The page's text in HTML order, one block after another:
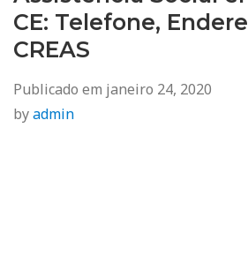
CE: Telefone,
CREAS
Publicado em janeiro 24, 2020
byadmin